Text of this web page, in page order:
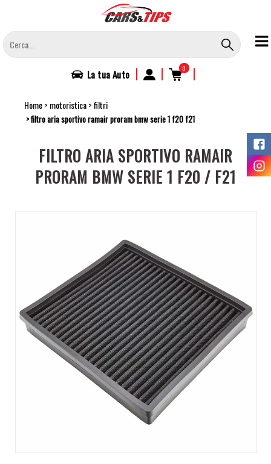
contenuto
principale
La tuaAuto | | 0 |
Home motoristica filtri
filtro aria sportivo ramair proram bmw serie 1 f20 f21
FILTRO ARIA SPORTIVO RAMAIR
PRORAM BMW SERIE 1 F20 / F21